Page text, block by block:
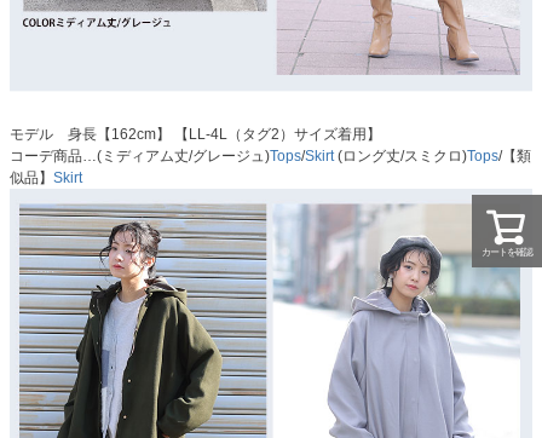
モデル 身長【162cm】 【LL-4L（タグ2）サイズ着用】
コーデ商品…(ミディアム丈/グレージュ)Tops/Skirt (ロング丈/スミクロ)Tops/【類
似品】 Skirt
カートを確認